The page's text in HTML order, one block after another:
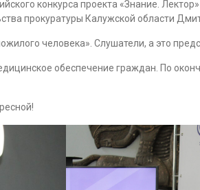
конкурса проекта «Знание.
прокуратуры Калужской области
человека». Слушатели, а это
обеспечение граждан. По